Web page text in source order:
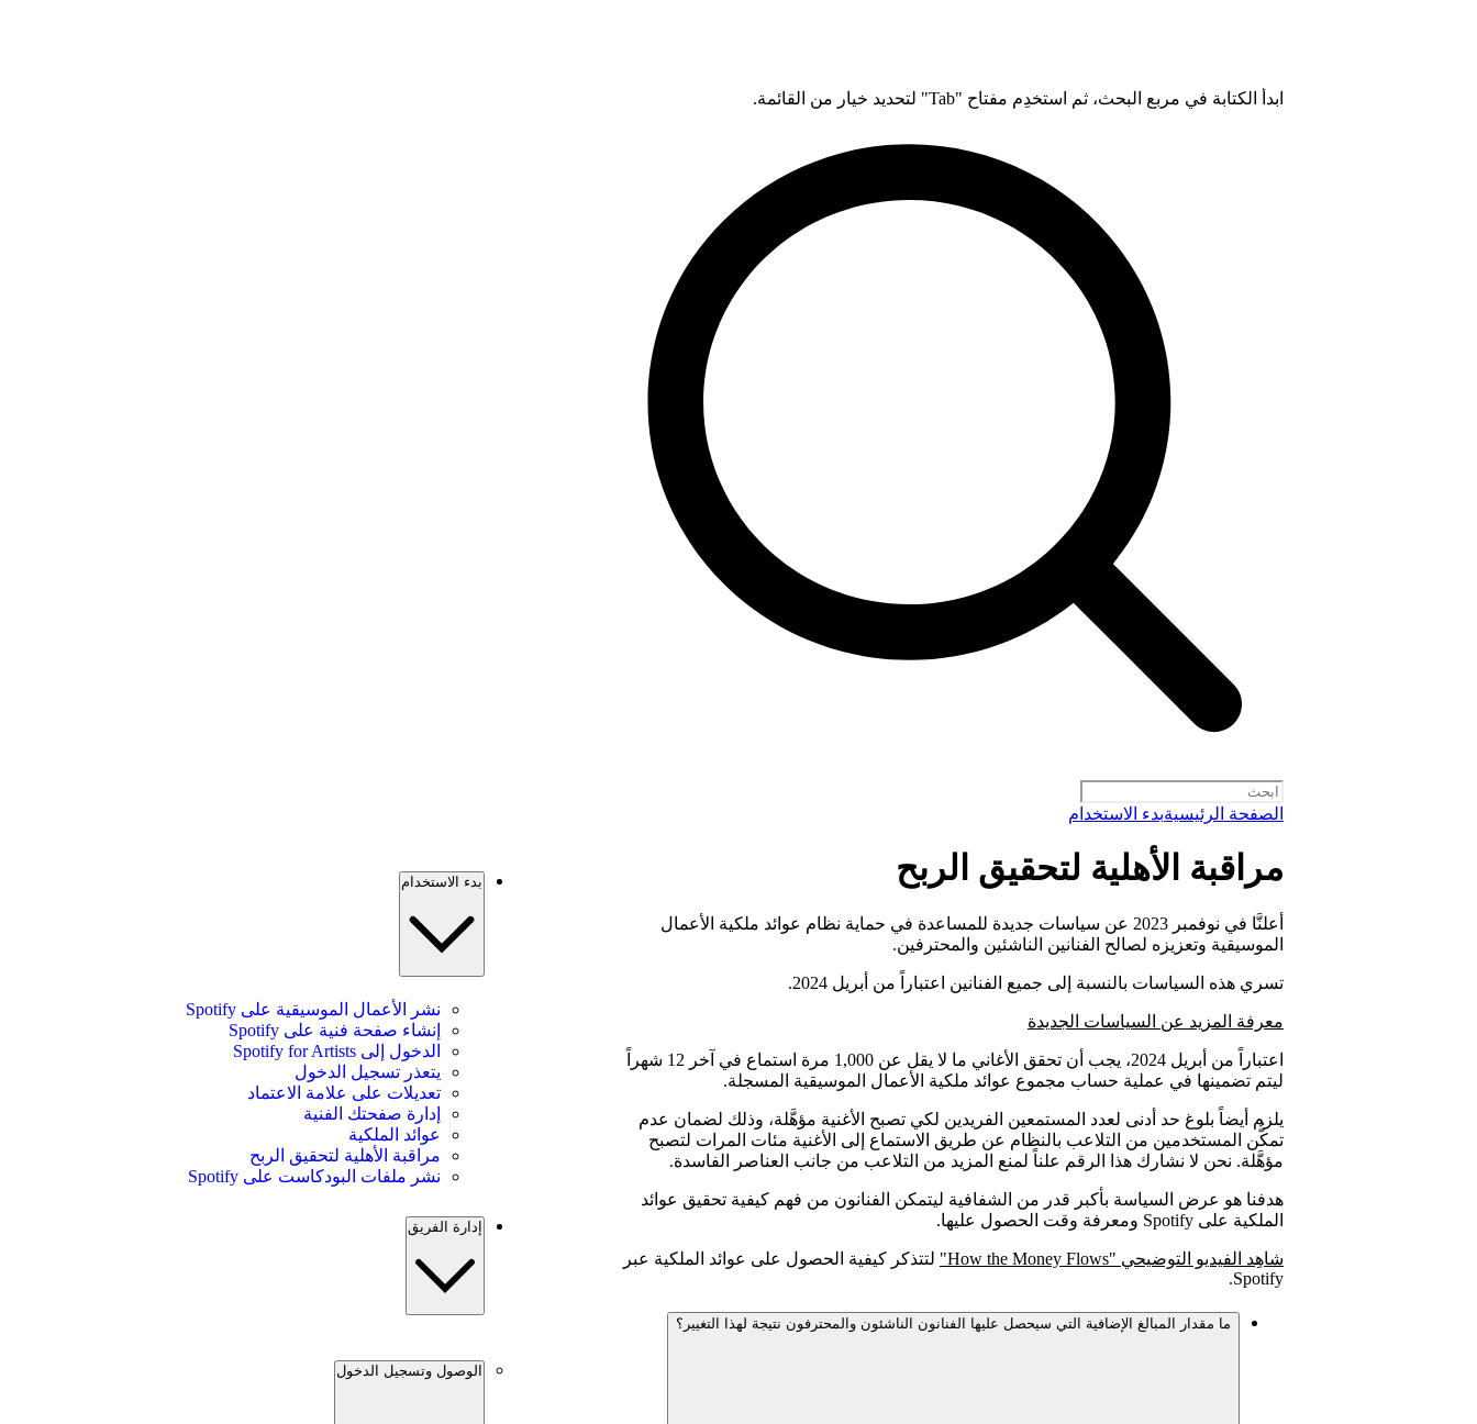
ابدأ الكتابة في مربع البحث، ثم استخدِم مفتاح "Tab" لتحديد خيار من القائمة.
الصفحة الرئيسيةبدء الاستخدام
مراقبة الأهلية لتحقيق الربح
أعلنَّا في نوفمبر 2023 عن سياسات جديدة للمساعدة في حماية نظام عوائد ملكية الأعمال
الموسيقية وتعزيزه لصالح الفنانين الناشئين والمحترفين.
تسري هذه السياسات بالنسبة إلى جميع الفنانين اعتباراً من أبريل 2024.
معرفة المزيد عن السياسات الجديدة
اعتباراً من أبريل 2024، يجب أن تحقق الأغاني ما لا يقل عن 1,000 مرة استماع في آخر 12 شهراً
ليتم تضمينها في عملية حساب مجموع عوائد ملكية الأعمال الموسيقية المسجلة.
يلزم أيضاً بلوغ حد أدنى لعدد المستمعين الفريدين لكي تصبح الأغنية مؤهَّلة، وذلك لضمان عدم
تمكُّن المستخدمين من التلاعب بالنظام عن طريق الاستماع إلى الأغنية مئات المرات لتصبح
مؤهَّلة. نحن لا نشارك هذا الرقم علناً لمنع المزيد من التلاعب من جانب العناصر الفاسدة.
هدفنا هو عرض السياسة بأكبر قدر من الشفافية ليتمكن الفنانون من فهم كيفية تحقيق عوائد
الملكية على Spotify ومعرفة وقت الحصول عليها.
شاهِد الفيديو التوضيحي "How the Money Flows"
لتتذكر كيفية الحصول على عوائد الملكية عبر
Spotify.
ما مقدار المبالغ الإضافية التي سيحصل عليها الفنانون الناشئون والمحترفون نتيجة لهذا التغيير؟
بدء الاستخدام
نشر الأعمال الموسيقية على Spotify
إنشاء صفحة فنية على Spotify
الدخول إلى Spotify for Artists
يتعذر تسجيل الدخول
تعديلات على علامة الاعتماد
إدارة صفحتك الفنية
عوائد الملكية
مراقبة الأهلية لتحقيق الربح
نشر ملفات البودكاست على Spotify
إدارة الفريق
الوصول وتسجيل الدخول